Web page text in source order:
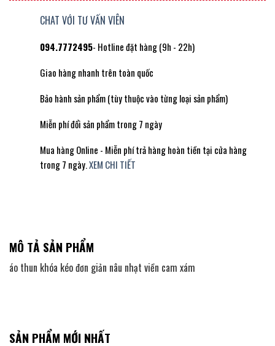
CHAT VỚI TƯ VẤN VIÊN
094.7772495- Hotline đặt hàng (9h - 22h)
Giao hàng nhanh trên toàn quốc
Bảo hành sản phẩm (tùy thuộc vào từng loại sản phẩm)
Miễn phí đổi sản phẩm trong 7 ngày
Mua hàng Online - Miễn phí trả hàng hoàn tiền tại cửa hàng
trong 7 ngày.XEM CHI TIẾT
MÔ TẢ SẢN PHẨM
áo thun khóa kéo đơn giản nâu nhạt viền cam xám
SẢN PHẨM MỚI NHẤT